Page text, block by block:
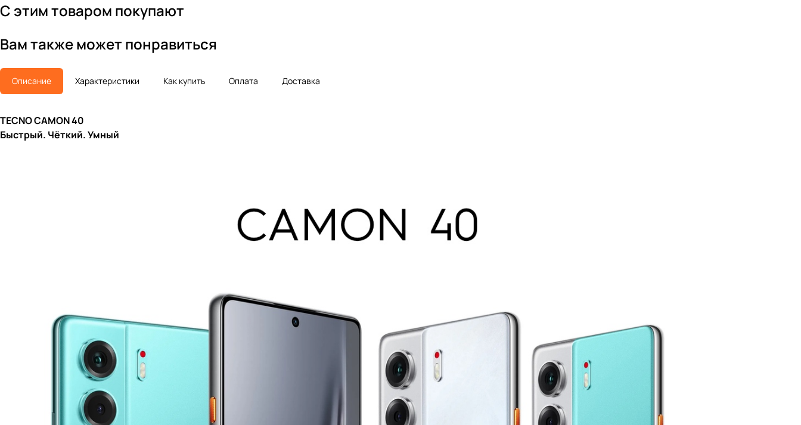
С этим товаром покупают
Вам также может понравиться
Описание Характеристики Как купить Оплата Доставка
TECNO CAMON 40
Быстрый. Чёткий. Умный